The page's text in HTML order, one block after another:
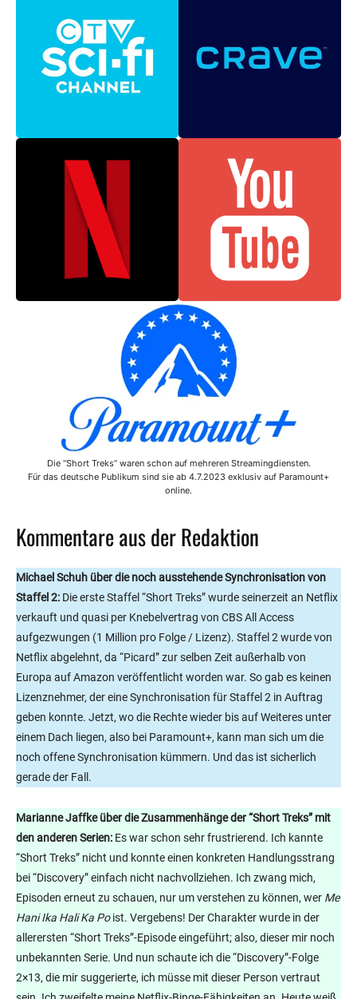
Die “Short Treks” waren schon auf mehreren Streamingdiensten.
Für das deutsche Publikum sind sie ab 4.7.2023 exklusiv auf Paramount+
online.
Kommentare aus der Redaktion
Michael Schuh über die noch ausstehende Synchronisation von
Staffel 2: Die erste Staffel “Short Treks” wurde seinerzeit an Netflix
verkauft und quasi per Knebelvertrag von CBS All Access
aufgezwungen (1 Million pro Folge / Lizenz). Staffel 2 wurde von
Netflix abgelehnt, da “Picard” zur selben Zeit außerhalb von
Europa auf Amazon veröffentlicht worden war. So gab es keinen
Lizenznehmer, der eine Synchronisation für Staffel 2 in Auftrag
geben konnte. Jetzt, wo die Rechte wieder bis auf Weiteres unter
einem Dach liegen, also bei Paramount+, kann man sich um die
noch offene Synchronisation kümmern. Und das ist sicherlich
gerade der Fall.
Marianne Jaffke über die Zusammenhänge der “Short Treks” mit
den anderen Serien: Es war schon sehr frustrierend. Ich kannte
“Short Treks” nicht und konnte einen konkreten Handlungsstrang
bei “Discovery” einfach nicht nachvollziehen. Ich zwang mich,
Episoden erneut zu schauen, nur um verstehen zu können, wer Me
Hani Ika Hali Ka Poist. Vergebens! Der Charakter wurde in der
allerersten “Short Treks”-Episode eingeführt; also, dieser mir noch
unbekannten Serie. Und nun schaute ich die “Discovery”-Folge
2×13, die mir suggerierte, ich müsse mit dieser Person vertraut